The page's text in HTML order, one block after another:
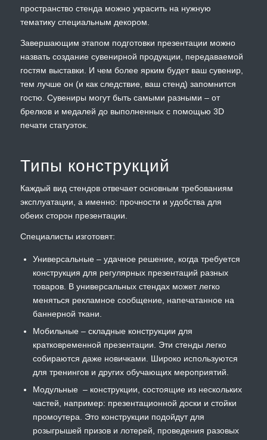
пространство стенда можно украсить на нужную
тематику специальным декором.
Завершающим этапом подготовки презентации можно
назвать создание сувенирной продукции, передаваемой
гостям выставки. И чем более ярким будет ваш сувенир,
тем лучше он (и как следствие, ваш стенд) запомнится
гостю. Сувениры могут быть самыми разными – от
брелков и медалей до выполненных с помощью 3D
печати статуэток.
Типы конструкций
Каждый вид стендов отвечает основным требованиям
эксплуатации, а именно: прочности и удобства для
обеих сторон презентации.
Специалисты изготовят:
Универсальные ‒ удачное решение, когда требуется
конструкция для регулярных презентаций разных
товаров. В универсальных стендах может легко
меняться рекламное сообщение, напечатанное на
баннерной ткани.
Мобильные ‒ складные конструкции для
кратковременной презентации. Эти стенды легко
собираются даже новичками. Широко используются
для тренингов и других обучающих мероприятий.
Модульные ‒ конструкции, состоящие из нескольких
частей, например: презентационной доски и стойки
промоутера. Это конструкции подойдут для
розыгрышей призов и лотерей, проведения разовых